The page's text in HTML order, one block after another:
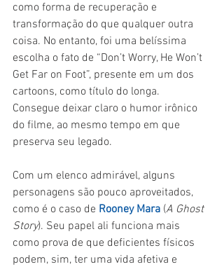
como forma de recuperação e
transformação do que qualquer outra
coisa. No entanto, foi uma belíssima
escolha o fato de “Don’t Worry, He Won’t
Get Far on Foot”, presente em um dos
cartoons, como título do longa.
Consegue deixar claro o humor irônico
do filme, ao mesmo tempo em que
preserva seu legado.
Com um elenco admirável, alguns
personagens são pouco aproveitados,
como é o caso de Rooney Mara (A Ghost
Story). Seu papel ali funciona mais
como prova de que deficientes físicos
podem, sim, ter uma vida afetiva e